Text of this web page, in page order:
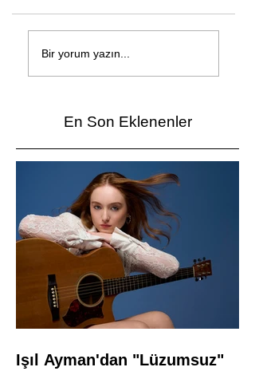
Çağan Şengül'den
yeni şarkı: Bir Ev
Bir yorum yazın...
En Son Eklenenler
Işıl Ayman'dan "Lüzumsuz"